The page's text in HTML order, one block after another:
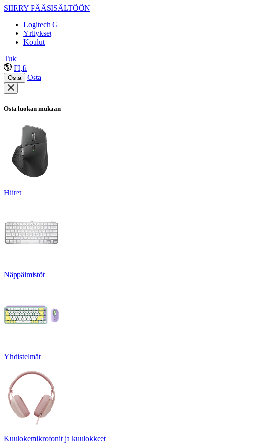
SIIRRY PÄÄSISÄLTÖÖN
Logitech G
Yritykset
Koulut
Tuki
FI,fi
Osta Osta
Osta luokan mukaan
Hiiret
Näppäimistöt
Yhdistelmät
Kuulokemikrofonit ja kuulokkeet